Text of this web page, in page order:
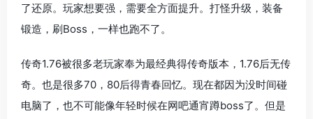
了还原。玩家想要强，需要全方面提升。打怪升级，装备
锻造，刷Boss，一样也跑不了。
传奇1.76被很多老玩家奉为最经典得传奇版本，1.76后无传
奇。也是很多70，80后得青春回忆。现在都因为没时间碰
电脑了，也不可能像年轻时候在网吧通宵蹲boss了。但是